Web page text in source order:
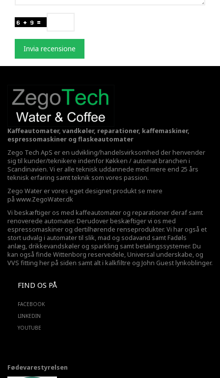
Invia recensione
Kaffeautomater, vandkøler, reparationer, kaffemaskiner,
espressomaskiner og flaskeautomater
Zego Tech ApS er en udvikling/handelsvirksomhed der henvender
sig til kunder/teknikere indenfor Køkken / automat branchen i
Scandinavien. Vi er alle teknisk uddannede med mere end 25 års
teknisk erfaring samt teknik som vores passion.
Zego Water er vores eget designet produkt se mere
på www.ZegoWater.dk
Vi beskæftiger os med kaffeautomater og reparationer deraf samt
renoverede automater. Derudover beskæftiger vi os med
espressomaskiner og dertilhørende renseprodukter. Vi har også et
stort udvalg i automater til slik, mad og sodavand samt Fadøls
anlæg, drikkevandskøler og sparkling samt betalingssystemer. Du
kan også finde Wittenborg reservedele, Universal underskabe, og
VVS fitting her på siden samt alt i kalkfiltre og John Guest lynkoblinger.
FIND OS PÅ
FACEBOOK
LINKEDIN
YOUTUBE
Fødevarestyrelsen